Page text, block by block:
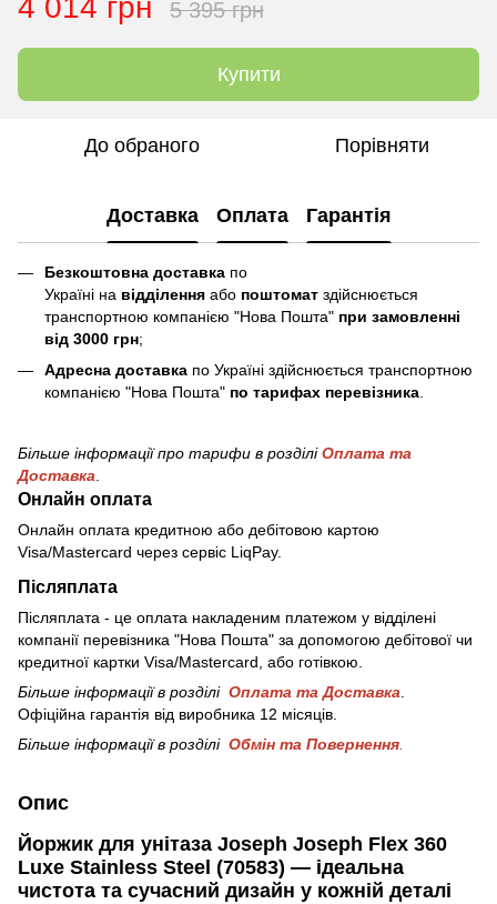
5 395 грн
Купити
До обраного Порівняти
Доставка Оплата Гарантія
Безкоштовна доставка по
Україні на відділення або поштомат здійснюється
транспортною компанією "Нова Пошта" при замовленні
від 3000 грн;
Адресна доставка по Україні здійснюється транспортною
компанією "Нова Пошта" по тарифах перевізника
Більше інформації про тарифи в розділіОплата та
Доставка.
Онлайн оплата
Онлайн оплата кредитною або дебітовою картою
Visa/Mastercard через сервіс LiqPay.
Післяплата
Післяплата - це оплата накладеним платежом у відділені
компанії перевізника "Нова Пошта" за допомогою дебітової чи
кредитної картки Visa/Mastercard, або готівкою.
Більше інформації в розділі Оплата та Доставка
Офіційна гарантія від виробника 12 місяців.
Більше інформації в розділі Обмін та Повернення
Опис
Йоржик для унітаза Joseph Joseph Flex 360
Luxe Stainless Steel (70583) — ідеальна
чистота та сучасний дизайн у кожній деталі